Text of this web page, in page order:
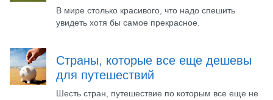
В мире столько красивого, что надо спешить
увидеть хотя бы самое прекрасное.
Страны, которые все еще дешевы
для путешествий
Шесть стран, путешествие по которым все еще не